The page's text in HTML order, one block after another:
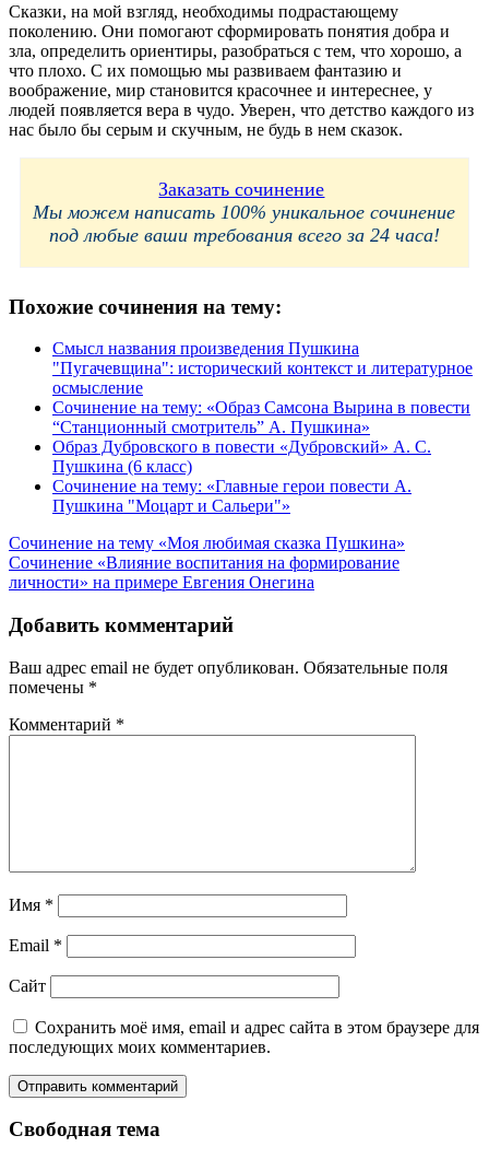
Сказки, на мой взгляд, необходимы подрастающему
поколению. Они помогают сформировать понятия добра и
зла, определить ориентиры, разобраться с тем, что хорошо, а
что плохо. С их помощью мы развиваем фантазию и
воображение, мир становится красочнее и интереснее, у
людей появляется вера в чудо. Уверен, что детство каждого из
нас было бы серым и скучным, не будь в нем сказок.
Заказать сочинение
Мы можем написать 100% уникальное сочинение
под любые ваши требования всего за 24 часа!
Похожие сочинения на тему:
Смысл названия произведения Пушкина
"Пугачевщина": исторический контекст и литературное
осмысление
Сочинение на тему: «Образ Самсона Вырина в повести
“Станционный смотритель” А. Пушкина»
Образ Дубровского в повести «Дубровский» А. С.
Пушкина (6 класс)
Сочинение на тему: «Главные герои повести А.
Пушкина "Моцарт и Сальери"»
Навигация
по
Сочинение на тему «Моя любимая сказка Пушкина»
Сочинение «Влияние воспитания на формирование
личности» на примере Евгения Онегина
Добавить комментарий
Ваш адрес email не будет опубликован. Обязательные поля
помечены *
Комментарий *
Имя *
Email *
Сайт
Сохранить моё имя, email и адрес сайта в этом браузере для
последующих моих комментариев.
Свободная тема